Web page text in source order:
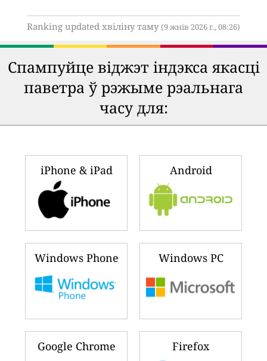
Ranking updated хвіліну таму(9 жнів 2026 г., 08:26)
Спампуйце віджэт індэкса якасці
паветра ў рэжыме рэальнага
часу для:
iPhone & iPad Android
Windows Phone Windows PC
Google Chrome Firefox